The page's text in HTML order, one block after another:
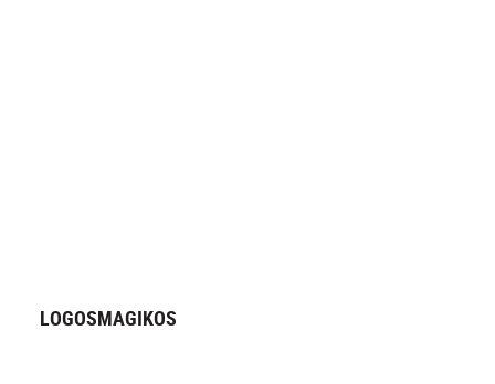
LOGOSMAGIKOS